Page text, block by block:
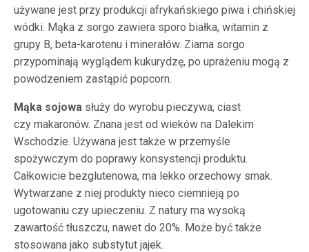
używane jest przy produkcji afrykańskiego piwa i chińskiej
wódki. Mąka z sorgo zawiera sporo białka, witamin z
grupy B, beta-karotenu i minerałów. Ziarna sorgo
przypominają wyglądem kukurydzę, po uprażeniu mogą z
powodzeniem zastąpić popcorn.
Mąka sojowa służy do wyrobu pieczywa, ciast
czy makaronów. Znana jest od wieków na Dalekim
Wschodzie. Używana jest także w przemyśle
spożywczym do poprawy konsystencji produktu.
Całkowicie bezglutenowa, ma lekko orzechowy smak.
Wytwarzane z niej produkty nieco ciemnieją po
ugotowaniu czy upieczeniu. Z natury ma wysoką
zawartość tłuszczu, nawet do 20%. Może być także
stosowana jako substytut jajek.